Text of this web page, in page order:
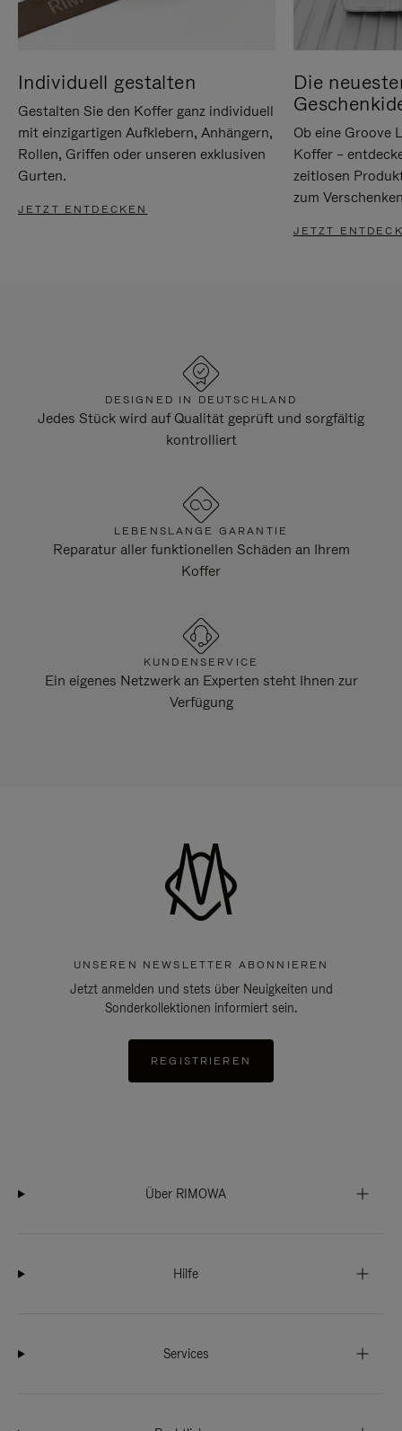
Individuell gestalten
Gestalten Sie den Koffer ganz individuell
mit einzigartigen Aufklebern, Anhängern,
Rollen, Griffen oder unseren exklusiven
Gurten.
JETZT ENTDECKEN
Die
Ob eine Groove
Koffer –
zeitlosen
zum
JETZT
DESIGNED IN DEUTSCHLAND
Jedes Stück wird auf Qualität geprüft und sorgfältig
kontrolliert
LEBENSLANGE GARANTIE
Reparatur aller funktionellen Schäden an Ihrem
Koffer
KUNDENSERVICE
Ein eigenes Netzwerk an Experten steht Ihnen zur
Verfügung
UNSEREN NEWSLETTER ABONNIEREN
Jetzt anmelden und stets über Neuigkeiten und
Sonderkollektionen informiert sein.
REGISTRIEREN
Über RIMOWA
Hilfe
Services